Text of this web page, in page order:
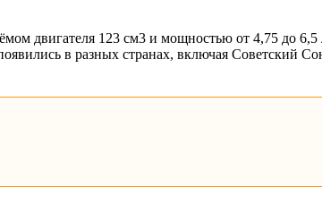
двигателя 123 см3 и мощностью от 4,75 до 6,5
в разных странах, включая Советский